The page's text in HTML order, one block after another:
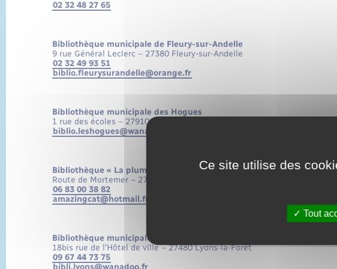
02 32 48 27 65
Bibliothèque municipale de Fleury-sur-Andelle
9 rue Général Leclerc – 27380 Fleury-sur-Andelle
02 32 49 93 51
biblio.fleurysurandelle@orange.fr
Bibliothèque municipale des Hogues
1 rue des écoles – 27910 Les Hogues
biblio.leshogues@wanadoo.fr
Bibliothèque « La plume enchantée » de Lisors
Route de Mortemer – 27440 Lisors
06 83 00 38 82
amazingcat@hotmail.fr
Bibliothèque municipale de Lyons-la-Forêt
18bis rue de l’Hôtel de ville – 27480 Lyons-la-Forêt
09 67 44 73 75
Ce site utilise des
Tout